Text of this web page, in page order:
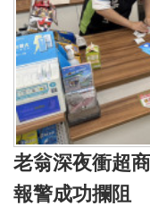
老翁深夜衝超
報警成功攔阻